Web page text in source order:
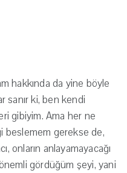
hakkında da yine böyle
sanır ki, ben kendi
gibiyim. Ama her ne
beslemem gerekse de,
onların anlayamayacağı
gördüğüm şeyi, yani